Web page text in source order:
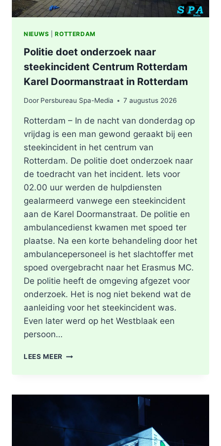
NIEUWS |ROTTERDAM
Politie doet onderzoek naar
steekincident Centrum Rotterdam
Karel Doormanstraat in Rotterdam
Door Persbureau Spa-Media 7 augustus 2026
Rotterdam – In de nacht van donderdag op
vrijdag is een man gewond geraakt bij een
steekincident in het centrum van
Rotterdam. De politie doet onderzoek naar
de toedracht van het incident. Iets voor
02.00 uur werden de hulpdiensten
gealarmeerd vanwege een steekincident
aan de Karel Doormanstraat. De politie en
ambulancedienst kwamen met spoed ter
plaatse. Na een korte behandeling door het
ambulancepersoneel is het slachtoffer met
spoed overgebracht naar het Erasmus MC.
De politie heeft de omgeving afgezet voor
onderzoek. Het is nog niet bekend wat de
aanleiding voor het steekincident was.
Even later werd op het Westblaak een
persoon…
LEES MEER POLITIE
STEEKINCIDENT
KAREL
DOORMANSTRAAT